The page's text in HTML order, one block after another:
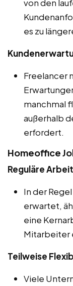
von den
es zu
Freelancer
manchmal
außerhalb
erfordert.
Homeoffice
Reguläre
In der
erwartet,
eine
Mitarbeiter
Teilweise
Viele